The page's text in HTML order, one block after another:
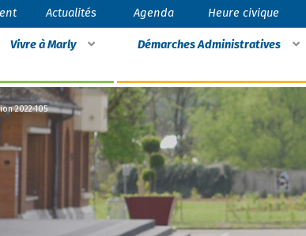
Actualités Agenda Heure civique
Vivre à Marly Démarches Administratives
2022-105